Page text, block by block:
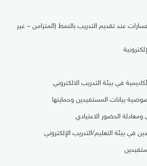
عند تقديم التدريب بالنمط (المتزامن – غير
في بيئة التدريب الالكتروني
بيانات المستفيدين وحمايتها
الحضور الاعتيادي
في بيئة التعليم/التدريب الإلكتروني